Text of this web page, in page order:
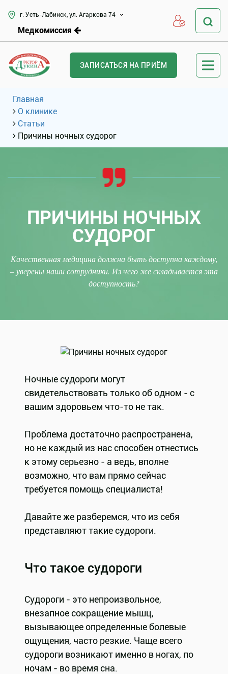
г. Усть-Лабинск, ул. Агаркова 74
Медкомиссия
ЗАПИСАТЬСЯ НА ПРИЁМ
Главная
О клинике
Статьи
Причины ночных судорог
ПРИЧИНЫ НОЧНЫХ
СУДОРОГ
Качественная медицина должна быть доступна каждому,
– уверены наши сотрудники. Из чего же складывается эта
доступность?
Ночные судороги могут
свидетельствовать только об одном - с
вашим здоровьем что-то не так.
Проблема достаточно распространена,
но не каждый из нас способен отнестись
к этому серьезно - а ведь, вполне
возможно, что вам прямо сейчас
требуется помощь специалиста!
Давайте же разберемся, что из себя
представляют такие судороги.
Что такое судороги
Судороги - это непроизвольное,
внезапное сокращение мышц,
вызывающее определенные болевые
ощущения, часто резкие. Чаще всего
судороги возникают именно в ногах, по
ночам - во время сна.